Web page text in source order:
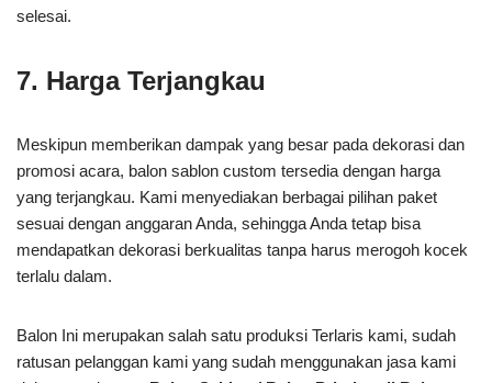
selesai.
7. Harga Terjangkau
Meskipun memberikan dampak yang besar pada dekorasi dan
promosi acara, balon sablon custom tersedia dengan harga
yang terjangkau. Kami menyediakan berbagai pilihan paket
sesuai dengan anggaran Anda, sehingga Anda tetap bisa
mendapatkan dekorasi berkualitas tanpa harus merogoh kocek
terlalu dalam.
Balon Ini merupakan salah satu produksi Terlaris kami, sudah
ratusan pelanggan kami yang sudah menggunakan jasa kami